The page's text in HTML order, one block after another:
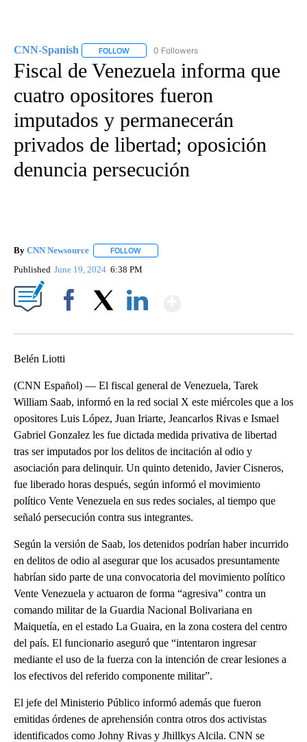
CNN-Spanish FOLLOW FOLLOW "CNN-SPANISH" TO RECEIVE
0 Followers
Fiscal de Venezuela informa que
cuatro opositores fueron
imputados y permanecerán
privados de libertad; oposición
denuncia persecución
By CNN Newsource FOLLOW
Published June 19, 2024 6:38 PM
Belén Liotti
(CNN Español) — El fiscal general de Venezuela, Tarek
William Saab, informó en la red social X este miércoles que a los
opositores Luis López, Juan Iriarte, Jeancarlos Rivas e Ismael
Gabriel Gonzalez les fue dictada medida privativa de libertad
tras ser imputados por los delitos de incitación al odio y
asociación para delinquir. Un quinto detenido, Javier Cisneros,
fue liberado horas después, según informó el movimiento
político Vente Venezuela en sus redes sociales, al tiempo que
señaló persecución contra sus integrantes.
Según la versión de Saab, los detenidos podrían haber incurrido
en delitos de odio al asegurar que los acusados presuntamente
habrían sido parte de una convocatoria del movimiento político
Vente Venezuela y actuaron de forma “agresiva” contra un
comando militar de la Guardia Nacional Bolivariana en
Maiquetía, en el estado La Guaira, en la zona costera del centro
del país. El funcionario aseguró que “intentaron ingresar
mediante el uso de la fuerza con la intención de crear lesiones a
los efectivos del referido componente militar”.
El jefe del Ministerio Público informó además que fueron
emitidas órdenes de aprehensión contra otros dos activistas
identificados como Johny Rivas y Jhillkys Alcila. CNN se